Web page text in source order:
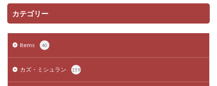
カテゴリー
Items 40
カズ・ミシュラン 159